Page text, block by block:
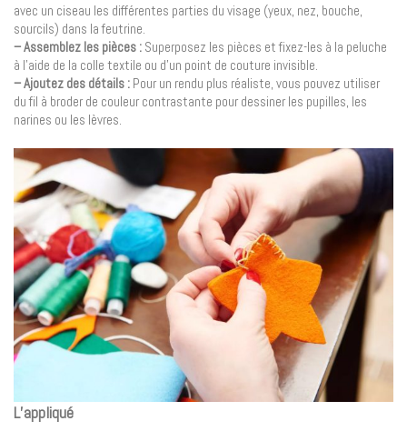
avec un ciseau les différentes parties du visage (yeux, nez, bouche,
sourcils) dans la feutrine.
– Assemblez les pièces : Superposez les pièces et fixez-les à la peluche
à l’aide de la colle textile ou d’un point de couture invisible.
– Ajoutez des détails : Pour un rendu plus réaliste, vous pouvez utiliser
du fil à broder de couleur contrastante pour dessiner les pupilles, les
narines ou les lèvres.
L’appliqué